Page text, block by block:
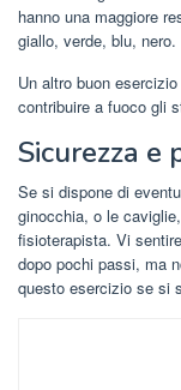
hanno una maggiore
giallo, verde, blu, nero.
Un altro buon
contribuire a fuoco gli
Sicurezza e
Se si dispone di
ginocchia, o le
fisioterapista. Vi
dopo pochi passi, ma
questo esercizio se si